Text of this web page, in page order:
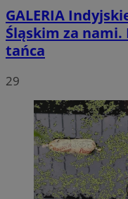
GALERIA
Śląskim za nami.
tańca
29